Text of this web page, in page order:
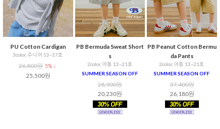
PU Cotton Cardigan
3color, 주니어 13~17호
26,800원 5% ↓
25,500원
PB Bermuda Sweat Short
s
2color, 아동 13~21호
SUMMER SEASON OFF
28,900원
20,230원
PB Peanut Cotton Bermu
da Pants
2color, 아동 13~21호
SUMMER SEASON OFF
37,400원
26,180원